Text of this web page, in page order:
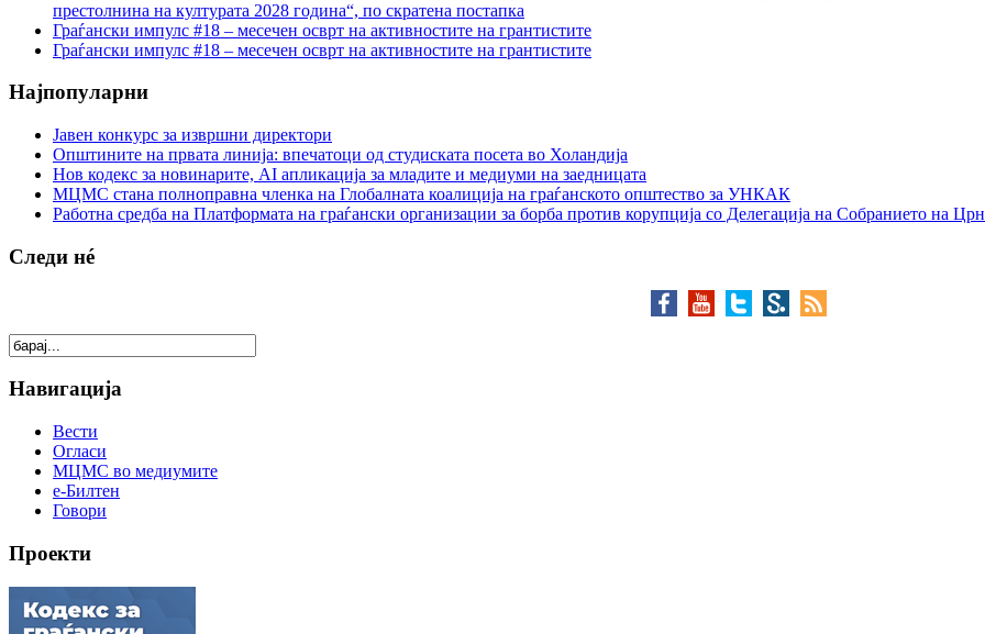
престолнина на културата 2028 година“, по скратена постапка
Граѓански импулс #18 – месечен осврт на активностите на грантистите
Граѓански импулс #18 – месечен осврт на активностите на грантистите
Најпопуларни
Јавен конкурс за извршни директори
Општините на првата линија: впечатоци од студиската посета во Холандија
Нов кодекс за новинарите, AI апликација за младите и медиуми на заедницата
МЦМС стана полноправна членка на Глобалната коалиција на граѓанското општество за УНКАК
Работна средба на Платформата на граѓански организации за борба против корупција со Делегација на Собранието на
Следи нé
Навигација
Вести
Огласи
МЦМС во медиумите
е-Билтен
Говори
Проекти